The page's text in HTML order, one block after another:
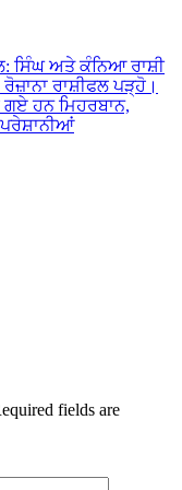
ਸਿੰਘ ਅਤੇ ਕੰਨਿਆ ਰਾਸ਼ੀ
ਰਾਸ਼ੀਫਲ ਪੜ੍ਹੋ।
ਹਨ ਮਿਹਰਬਾਨ,
fields are